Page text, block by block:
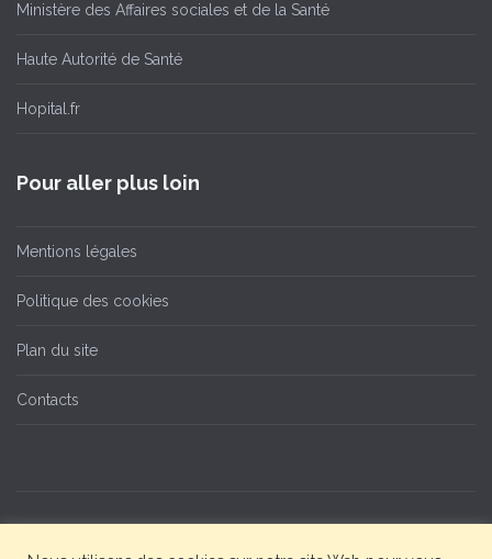
Ministère des Affaires sociales et de la Santé
Haute Autorité de Santé
Hopital.fr
Pour aller plus loin
Mentions légales
Politique des cookies
Plan du site
Contacts